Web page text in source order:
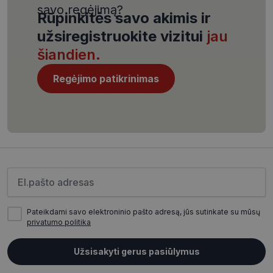
savo regėjimą?
Rūpinkitės savo akimis ir
užsiregistruokite vizitui jau
šiandien.
Regėjimo patikrinimas
Pateikdami savo elektroninio pašto adresą, jūs sutinkate su mūsų
privatumo politika
Užsisakyti gerus pasiūlymus
CookieScriptConsent
CookieScript
www.visionexpress.lt
_tt_enable_cookie
4 savaitės